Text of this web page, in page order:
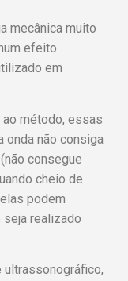
mecânica muito
efeito
em
método, essas
onda não consiga
consegue
cheio de
podem
seja realizado